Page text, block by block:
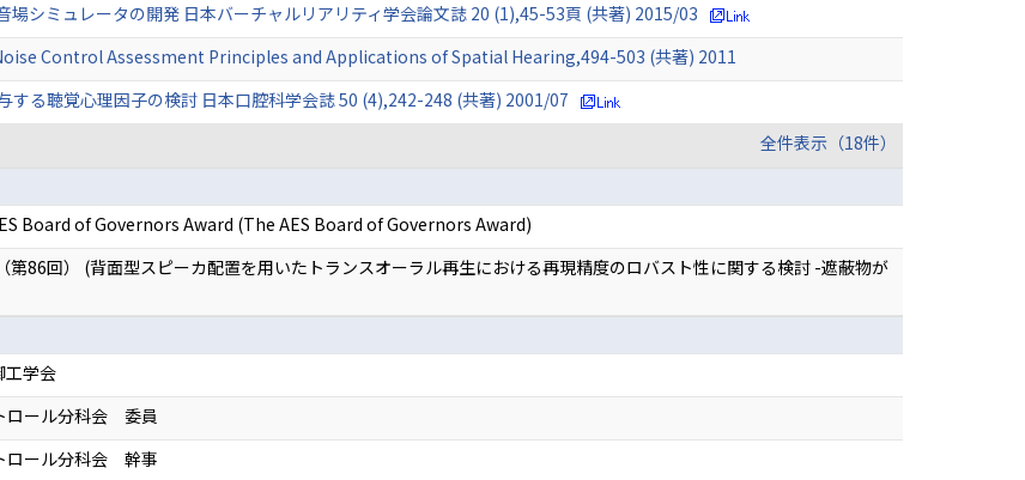
場シミュレータの開発 日本バーチャルリアリティ学会論文誌 20 (1),45-53頁 (共著) 2015/03
Control Assessment Principles and Applications of Spatial Hearing,494-503 (共著) 2011
する聴覚心理因子の検討 日本口腔科学会誌 50 (4),242-248 (共著) 2001/07
全件表示（18件）
Board of Governors Award (The AES Board of Governors Award)
第86回） (背面型スピーカ配置を用いたトランスオーラル再生における再現精度のロバスト性に関する検討 -遮蔽物が
工学会
ロール分科会 委員
ロール分科会 幹事